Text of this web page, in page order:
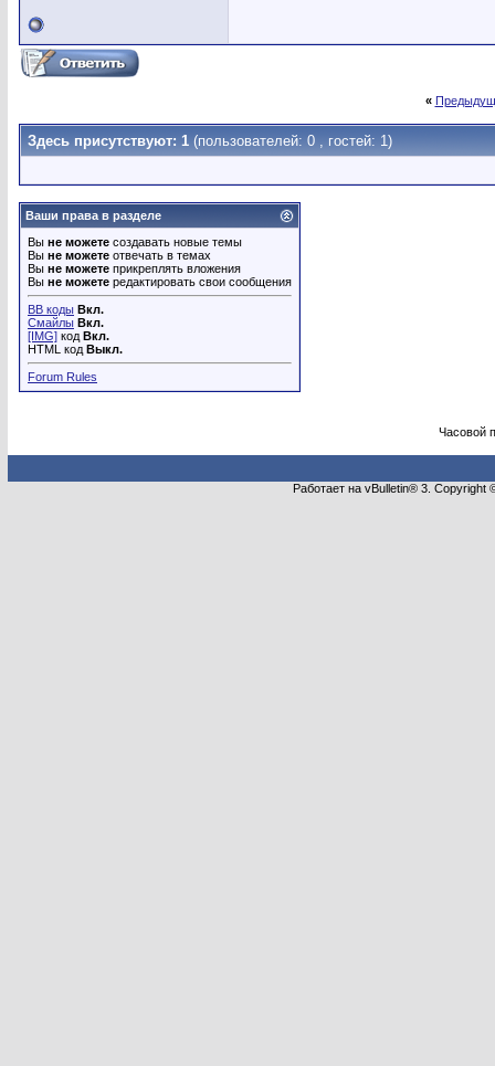
«
Здесь присутствуют: 1 (пользователей: 0 , гостей: 1)
Ваши права в разделе
Вы не можете создавать новые темы
Вы не можете отвечать в темах
Вы не можете прикреплять вложения
Вы не можете редактировать свои сообщения
BB коды Вкл.
Смайлы Вкл.
[IMG] код Вкл.
HTML код Выкл.
Forum Rules
Часовой
Работает на vBulletin® 3.